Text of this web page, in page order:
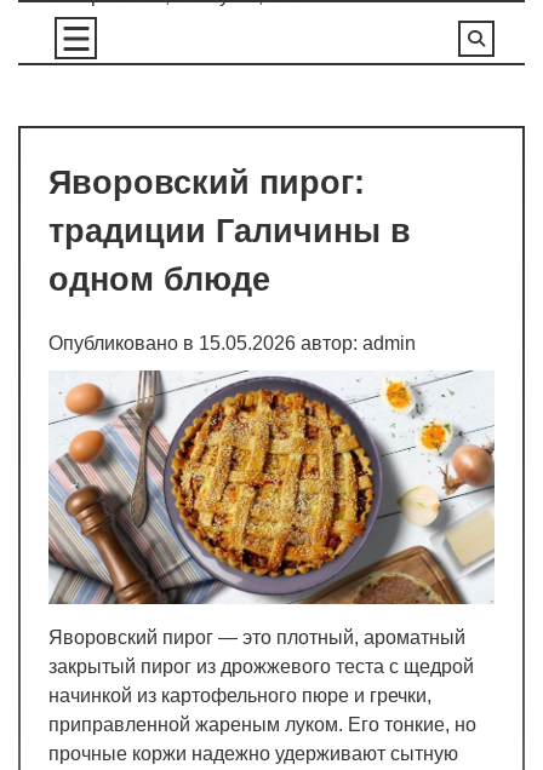
Перейти
содержимому
Яворовский пирог:
традиции Галичины в
одном блюде
Опубликовано в 15.05.2026 автор: admin
Яворовский пирог — это плотный, ароматный
закрытый пирог из дрожжевого теста с щедрой
начинкой из картофельного пюре и гречки,
приправленной жареным луком. Его тонкие, но
прочные коржи надежно удерживают сытную